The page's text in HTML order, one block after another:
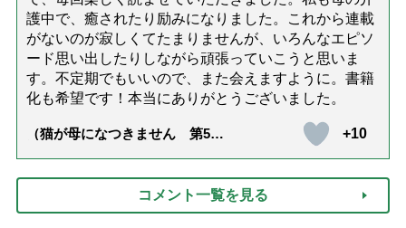
護中で、癒されたり励みになりました。これから連載
がないのが寂しくてたまりませんが、いろんなエピソ
ード思い出したりしながら頑張っていこうと思いま
す。不定期でもいいので、また会えますように。書籍
化も希望です！本当にありがとうございました。
（猫が母になつきません 第500
+10
コメント一覧を見る